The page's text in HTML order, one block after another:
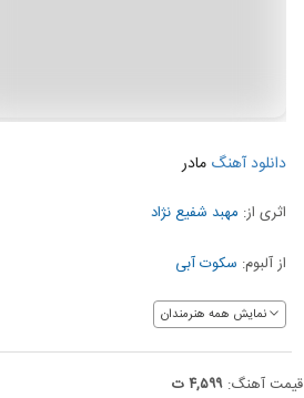
دانلود آهنگ مادر
اثری از: مهبد شفیع نژاد
از آلبوم: سکوت آبی
نمایش همه هنرمندان
قیمت آهنگ: ۴,۵۹۹ ت